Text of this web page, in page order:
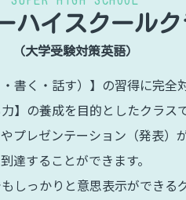
ハイスクール
（大学受験対策英語）
・書く・話す）】の習得に完全
】の養成を目的としたクラス
プレゼンテーション（発表）
達することができます。
しっかりと意思表示ができる